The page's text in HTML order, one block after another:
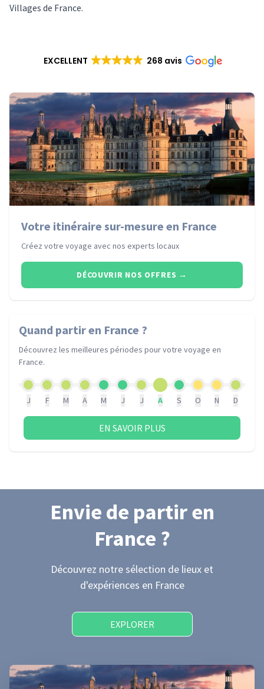
Villages de France.
EXCELLENT 268 avis
Votre itinéraire sur-mesure en France
Créez votre voyage avec nos experts locaux
DÉCOUVRIR NOS OFFRES →
Quand partiren France ?
Découvrez les meilleures périodes pour votre voyage en
France.
J F M A M J J A S O N D
EN SAVOIR PLUS
Envie de partiren
France ?
Découvrez notre sélection de lieux et
d'expériences en France
EXPLORER